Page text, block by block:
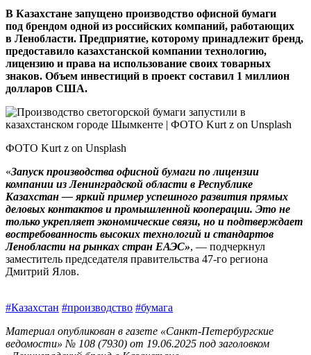
В Казахстане запущено производство офисной бумаги
под брендом одной из российских компаний, работающих
в Ленобласти. Предприятие, которому принадлежит бренд,
предоставило казахстанской компании технологию,
лицензию и права на использование своих товарных
знаков. Объем инвестиций в проект составил 1 миллион
долларов США.
ФОТО Kurt z on Unsplash
«Запуск производства офисной бумаги по лицензии
компании из Ленинградской области в Рес­публике
Казахстан — яркий пример успешного развития прямых
деловых контактов и промышленной кооперации. Это не
только укрепляет экономические связи, но и подтверждает
востребованность высоких технологий и стандартов
Ленобласти на рынках стран ЕАЭС», — подчеркнул
заместитель председателя правительства 47‑го региона
Дмитрий Ялов.
#Казахстан #производство #бумага
Материал опубликован в газете «Санкт-Петербургские
ведомости» № 108 (7930) от 19.06.2025 под заголовком